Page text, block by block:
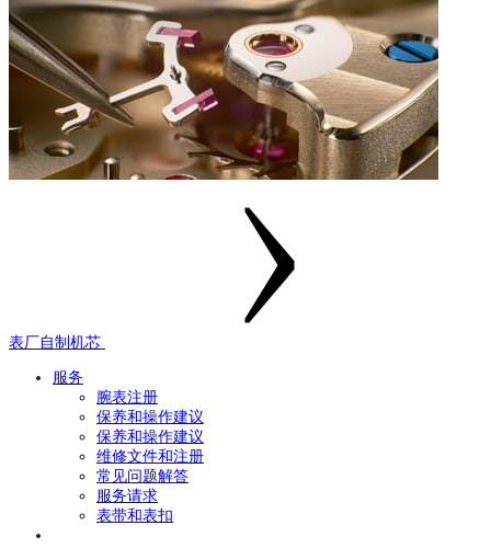
表厂自制机芯
服务
腕表注册
保养和操作建议
保养和操作建议
维修文件和注册
常见问题解答
服务请求
表带和表扣